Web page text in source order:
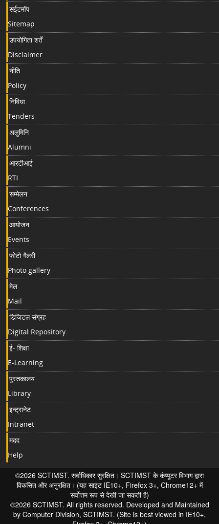
सईटमॉप
Sitemap
उपयोगिता शर्तें
Disclaimer
नीति
Policy
निविधा
Tenders
अलुमिनि
Alumni
आरटीआई
RTI
सम्मेलन
Conferences
आयोजन
Events
फोटो गैलरी
Photo gallery
मेल
Mail
डिजिटल संग्रह
Digital Repository
ई- शिक्षा
E-Learning
पुस्तकालय
Library
इन्ट्रानेट
Intranet
मदद
Help
©2026 SCTIMST. सर्वाधिकार सुरक्षित। SCTIMST के कंप्यूटर विभाग द्वारा
विकसित और अनुरक्षित। (यह साइट IE10+, Firefox 3+, Chrome12+ में
सर्वोत्तम रूप से देखी जा सकती है)
©2026 SCTIMST. All rights reserved. Developed and Maintained
by Computer Division, SCTIMST. (Site is best viewed in IE10+,